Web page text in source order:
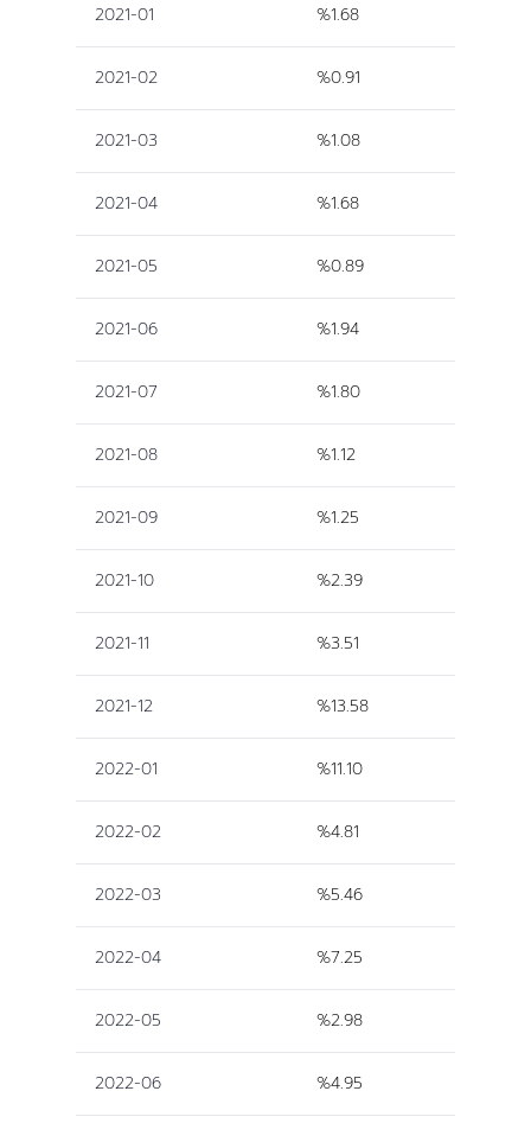
2021-01 %1.68
2021-02 %0.91
2021-03 %1.08
2021-04 %1.68
2021-05 %0.89
2021-06 %1.94
2021-07 %1.80
2021-08 %1.12
2021-09 %1.25
2021-10 %2.39
2021-11 %3.51
2021-12 %13.58
2022-01 %11.10
2022-02 %4.81
2022-03 %5.46
2022-04 %7.25
2022-05 %2.98
2022-06 %4.95